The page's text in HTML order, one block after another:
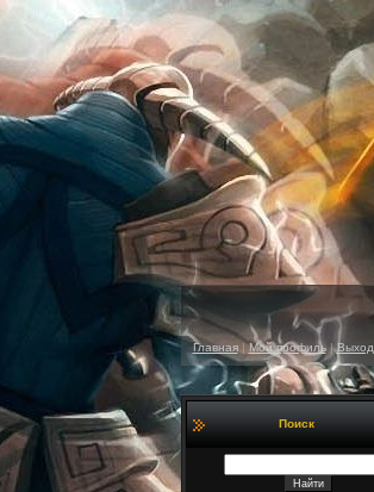
Главная|Мой профиль|Выход
Поиск